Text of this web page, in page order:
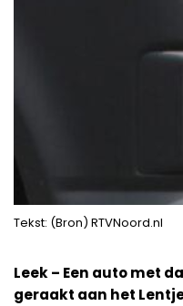
Tekst: (Bron) RTVNoord.nl
Leek – Een auto met
geraakt aan het